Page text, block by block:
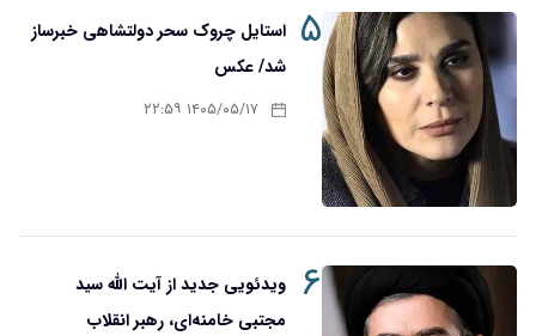
۵
استایل چروک سحر دولتشاهی خبرساز
شد/ عکس
۱۴۰۵/۰۵/۱۷ ۲۲:۵۹
۶ ویدئویی جدید از آیت الله سید
مجتبی خامنه‌ای، رهبر انقلاب